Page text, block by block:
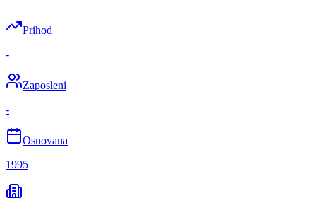
Prihod
-
Zaposleni
-
Osnovana
1995